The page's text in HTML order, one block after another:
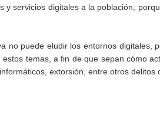
y servicios digitales a la población,
no puede eludir los entornos digitales,
temas, a fin de que sepan cómo
extorsión, entre otros delitos